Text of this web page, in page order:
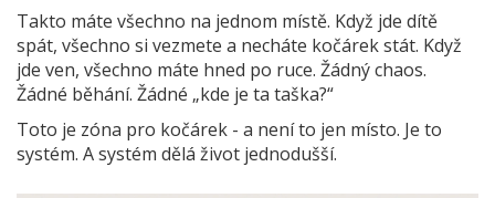
Takto máte všechno na jednom místě. Když jde dítě
spát, všechno si vezmete a necháte kočárek stát. Když
jde ven, všechno máte hned po ruce. Žádný chaos.
Žádné běhání. Žádné „kde je ta taška?“
Toto je zóna pro kočárek - a není to jen místo. Je to
systém. A systém dělá život jednodušší.